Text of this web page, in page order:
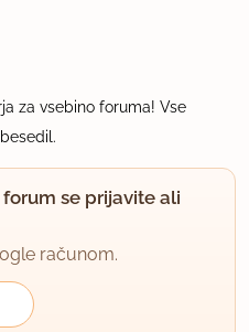
za vsebino foruma! Vse
se prijavite ali
računom.